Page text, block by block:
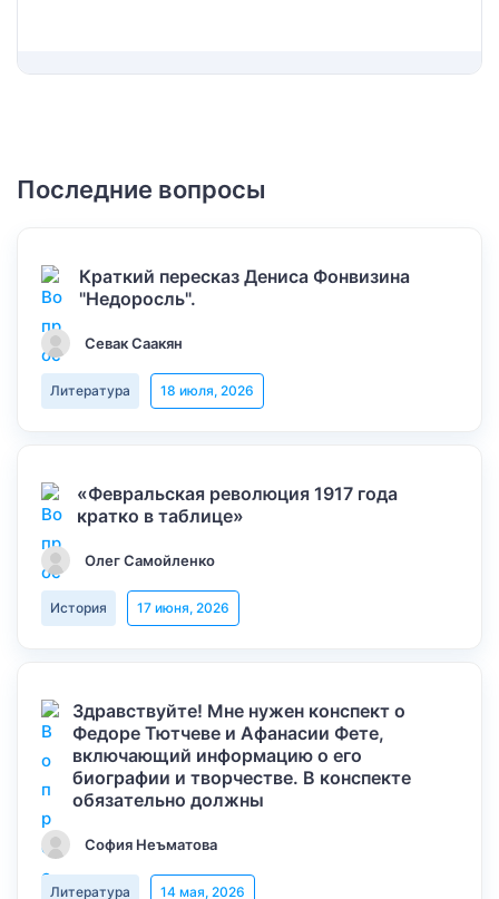
Последние вопросы
Краткий пересказ Дениса Фонвизина
"Недоросль".
Севак Саакян
Литература 18 июля, 2026
«Февральская революция 1917 года
кратко в таблице»
Олег Самойленко
История 17 июня, 2026
Здравствуйте! Мне нужен конспект о
Федоре Тютчеве и Афанасии Фете,
включающий информацию о его
биографии и творчестве. В конспекте
обязательно должны
София Неъматова
Литература 14 мая, 2026